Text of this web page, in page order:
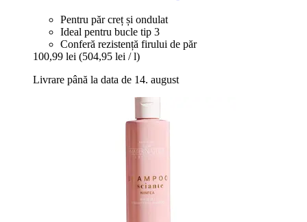
Pentru păr creț și ondulat
Ideal pentru bucle tip 3
Conferă rezistență firului de păr
100,99 lei (504,95 lei / l)
Livrare până la data de 14. august